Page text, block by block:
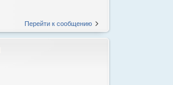
Перейти к сообщению